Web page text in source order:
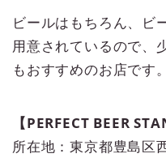
ビールはもちろん、ビ
用意されているので、
もおすすめのお店です。
【PERFECT BEER
所在地：東京都豊島